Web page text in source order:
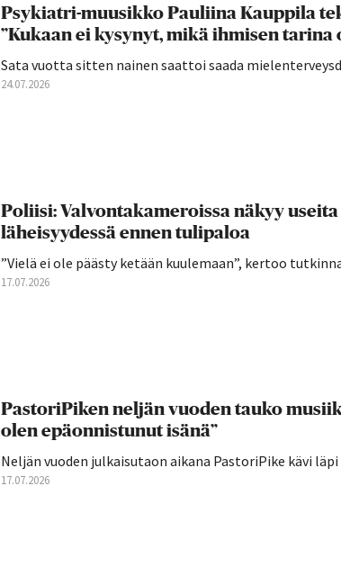
Psykiatri-muusikko Pauliina Kauppila
”Kukaan ei kysynyt, mikä ihmisen tarina
Sata vuotta sitten nainen saattoi saada
24.07.2026
Poliisi: Valvontakameroissa näkyy
läheisyydessä ennen tulipaloa
”Vielä ei ole päästy ketään kuulemaan”, kertoo
17.07.2026
PastoriPiken neljän vuoden tauko
olen epäonnistunut isänä”
Neljän vuoden julkaisutaon aikana PastoriPike kävi
17.07.2026